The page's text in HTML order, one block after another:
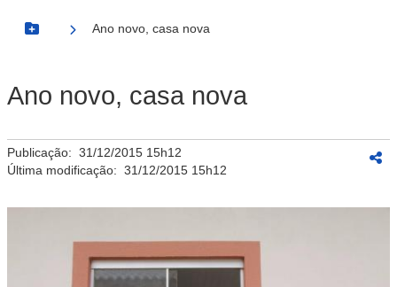
Botão Menu
Ano novo, casa nova
Ano novo, casa nova
Publicação: 31/12/2015 15h12
Última modificação: 31/12/2015 15h12